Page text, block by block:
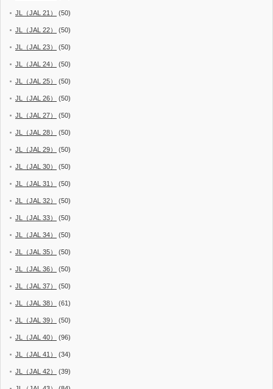
JL（JAL 21） (50)
JL（JAL 22） (50)
JL（JAL 23） (50)
JL（JAL 24） (50)
JL（JAL 25） (50)
JL（JAL 26） (50)
JL（JAL 27） (50)
JL（JAL 28） (50)
JL（JAL 29） (50)
JL（JAL 30） (50)
JL（JAL 31） (50)
JL（JAL 32） (50)
JL（JAL 33） (50)
JL（JAL 34） (50)
JL（JAL 35） (50)
JL（JAL 36） (50)
JL（JAL 37） (50)
JL（JAL 38） (61)
JL（JAL 39） (50)
JL（JAL 40） (96)
JL（JAL 41） (34)
JL（JAL 42） (39)